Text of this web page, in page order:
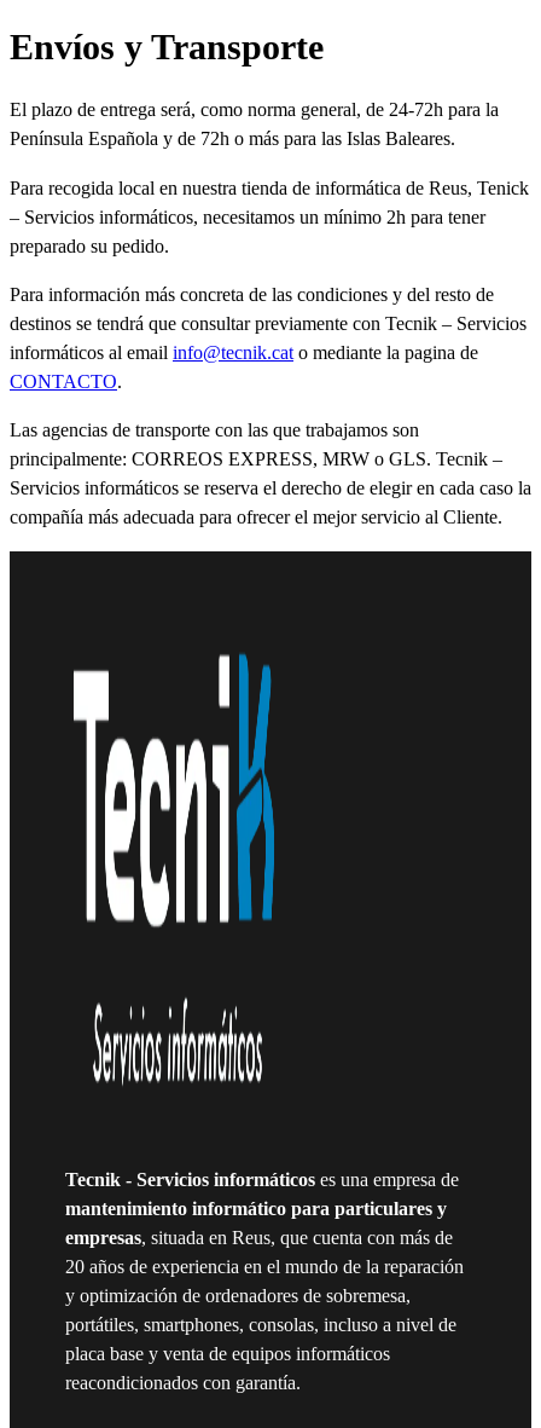
Envíos y Transporte
El plazo de entrega será, como norma general, de 24-72h para la
Península Española y de 72h o más para las Islas Baleares.
Para recogida local en nuestra tienda de informática de Reus, Tenick
– Servicios informáticos, necesitamos un mínimo 2h para tener
preparado su pedido.
Para información más concreta de las condiciones y del resto de
destinos se tendrá que consultar previamente con Tecnik – Servicios
informáticos al email info@tecnik.cato mediante la pagina de
CONTACTO.
Las agencias de transporte con las que trabajamos son
principalmente: CORREOS EXPRESS, MRW o GLS. Tecnik –
Servicios informáticos se reserva el derecho de elegir en cada caso la
compañía más adecuada para ofrecer el mejor servicio al Cliente.
Tecnik - Servicios informáticoses una empresa de
mantenimiento informático para particulares y
empresas, situada en Reus, que cuenta con más de
20 años de experiencia en el mundo de la reparación
y optimización de ordenadores de sobremesa,
portátiles, smartphones, consolas, incluso a nivel de
placa base y venta de equipos informáticos
reacondicionados con garantía.